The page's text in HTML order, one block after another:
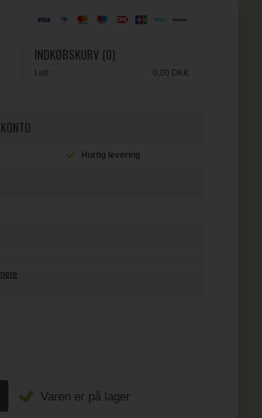
INDKØBSKURV (0)
I alt: 0,00 DKK
Hurtig levering
Varen er på lager